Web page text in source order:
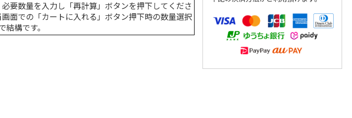
要数量を入力し「再計算」ボタンを押下してくださ
画面での「カートに入れる」ボタン押下時の数量選択
結構です。